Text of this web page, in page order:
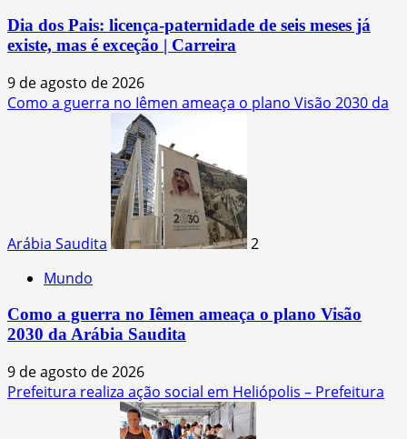
Dia dos Pais: licença-paternidade de seis meses já
existe, mas é exceção | Carreira
9 de agosto de 2026
Como a guerra no Iêmen ameaça o plano Visão 2030 da
Arábia Saudita
2
Mundo
Como a guerra no Iêmen ameaça o plano Visão
2030 da Arábia Saudita
9 de agosto de 2026
Prefeitura realiza ação social em Heliópolis – Prefeitura